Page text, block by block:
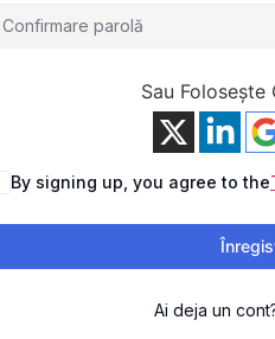
Sau Folosește
By signing up, you agree to the
Ai deja un